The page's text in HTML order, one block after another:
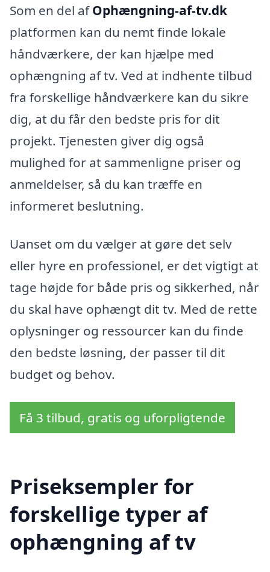
Som en del afOphængning-af-tv.dk
platformen kan du nemt finde lokale
håndværkere, der kan hjælpe med
ophængning af tv. Ved at indhente tilbud
fra forskellige håndværkere kan du sikre
dig, at du får den bedste pris for dit
projekt. Tjenesten giver dig også
mulighed for at sammenligne priser og
anmeldelser, så du kan træffe en
informeret beslutning.
Uanset om du vælger at gøre det selv
eller hyre en professionel, er det vigtigt at
tage højde for både pris og sikkerhed, når
du skal have ophængt dit tv. Med de rette
oplysninger og ressourcer kan du finde
den bedste løsning, der passer til dit
budget og behov.
Få 3 tilbud, gratis og uforpligtende
Priseksempler for
forskellige typer af
ophængning af tv